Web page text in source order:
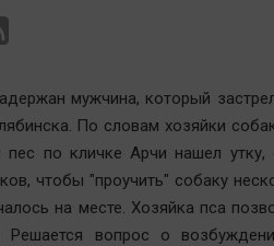
мужчина, который
По словам хозяйки
пес по кличке Арчи нашел
чтобы "проучить" собаку
на месте. Хозяйка пса
вопрос о